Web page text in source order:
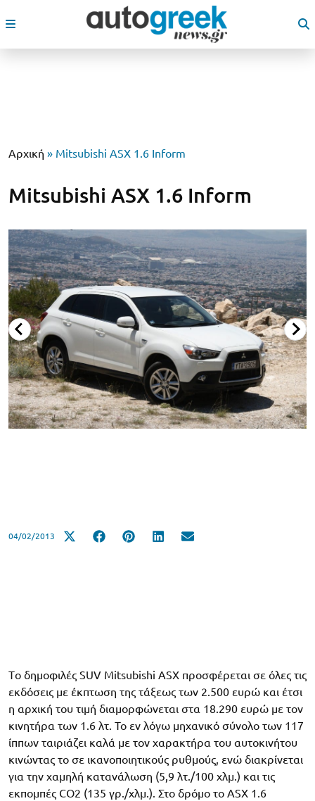
Αρχική » Mitsubishi ASX 1.6 Inform
Mitsubishi ASX 1.6 Inform
04/02/2013
Tο δημοφιλές SUV Mitsubishi ASX προσφέρεται σε όλες τις
εκδόσεις με έκπτωση της τάξεως των 2.500 ευρώ και έτσι
η αρχική του τιμή διαμορφώνεται στα 18.290 ευρώ με τον
κινητήρα των 1.6 λτ. Το εν λόγω μηχανικό σύνολο των 117
ίππων ταιριάζει καλά με τον χαρακτήρα του αυτοκινήτου
κινώντας το σε ικανοποιητικούς ρυθμούς, ενώ διακρίνεται
για την χαμηλή κατανάλωση (5,9 λτ./100 χλμ.) και τις
εκπομπές CO2 (135 γρ./χλμ.). Στο δρόμο το ASX 1.6